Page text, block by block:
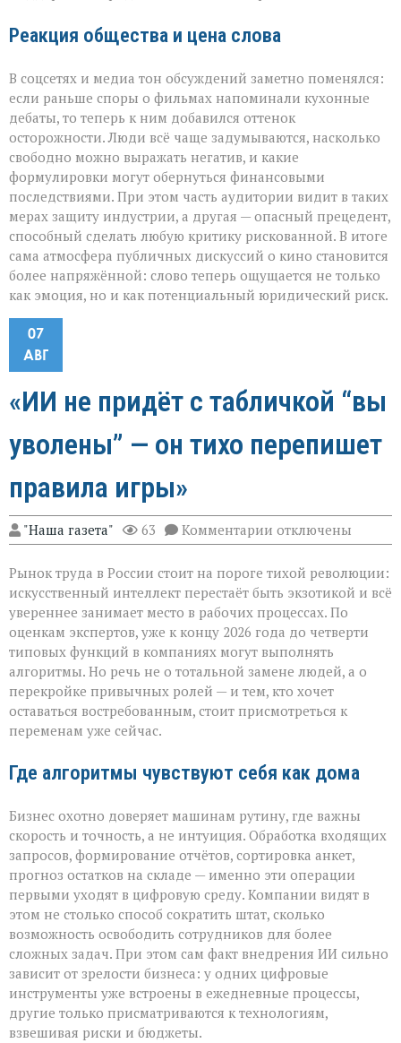
Реакция общества и цена слова
В соцсетях и медиа тон обсуждений заметно поменялся:
если раньше споры о фильмах напоминали кухонные
дебаты, то теперь к ним добавился оттенок
осторожности. Люди всё чаще задумываются, насколько
свободно можно выражать негатив, и какие
формулировки могут обернуться финансовыми
последствиями. При этом часть аудитории видит в таких
мерах защиту индустрии, а другая — опасный прецедент,
способный сделать любую критику рискованной. В итоге
сама атмосфера публичных дискуссий о кино становится
более напряжённой: слово теперь ощущается не только
как эмоция, но и как потенциальный юридический риск.
07
АВГ
«ИИ не придёт с табличкой “вы
уволены” — он тихо перепишет
правила игры»
"Наша газета" 63 Комментарии к
записи
не
придёт
табличкой
“вы
уволены” — он
тихо
перепишет
правила
игры»
отключены
Рынок труда в России стоит на пороге тихой революции:
искусственный интеллект перестаёт быть экзотикой и всё
увереннее занимает место в рабочих процессах. По
оценкам экспертов, уже к концу 2026 года до четверти
типовых функций в компаниях могут выполнять
алгоритмы. Но речь не о тотальной замене людей, а о
перекройке привычных ролей — и тем, кто хочет
оставаться востребованным, стоит присмотреться к
переменам уже сейчас.
Где алгоритмы чувствуют себя как дома
Бизнес охотно доверяет машинам рутину, где важны
скорость и точность, а не интуиция. Обработка входящих
запросов, формирование отчётов, сортировка анкет,
прогноз остатков на складе — именно эти операции
первыми уходят в цифровую среду. Компании видят в
этом не столько способ сократить штат, сколько
возможность освободить сотрудников для более
сложных задач. При этом сам факт внедрения ИИ сильно
зависит от зрелости бизнеса: у одних цифровые
инструменты уже встроены в ежедневные процессы,
другие только присматриваются к технологиям,
взвешивая риски и бюджеты.